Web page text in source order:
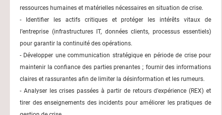
ressources humaines et matérielles nécessaires en situation de crise.
- Identifier les actifs critiques et protéger les intérêts vitaux de
l’entreprise (infrastructures IT, données clients, processus essentiels)
pour garantir la continuité des opérations.
- Développer une communication stratégique en période de crise pour
maintenir la confiance des parties prenantes ; fournir des informations
claires et rassurantes afin de limiter la désinformation et les rumeurs.
- Analyser les crises passées à partir de retours d’expérience (REX) et
tirer des enseignements des incidents pour améliorer les pratiques de